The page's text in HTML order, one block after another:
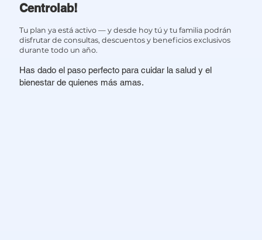
Centrolab!
Has dado el paso perfecto para cuidar la salud y el
bienestar de quienes más amas.
Tu plan ya está activo — y desde hoy tú y tu familia podrán
disfrutar de consultas, descuentos y beneficios exclusivos
durante todo un año.